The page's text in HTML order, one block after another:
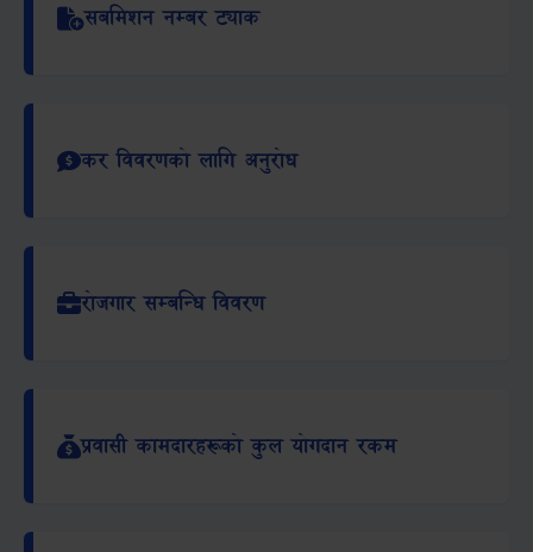
सबमिशन नम्बर ट्याक
कर विवरणको लागि अनुरोध
रोजगार सम्बन्धि विवरण
प्रवासी कामदारहरूको कुल योगदान रकम